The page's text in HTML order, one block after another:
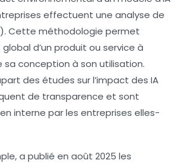
effectuent une analyse de
Cette méthodologie permet
global d’un produit ou service à
conception à son utilisation.
des études sur l’impact des IA
de transparence et sont
interne par les entreprises elles-
a publié en août 2025 les